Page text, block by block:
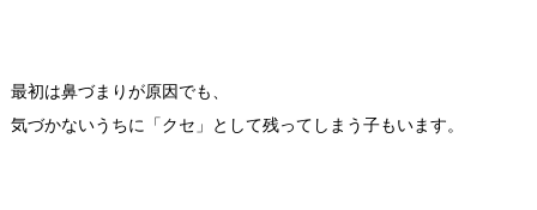
最初は鼻づまりが原因でも、
気づかないうちに「クセ」として残ってしまう子もいます。